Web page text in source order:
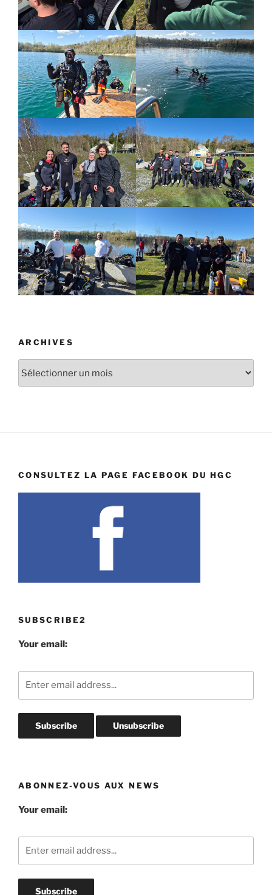
ARCHIVES
CONSULTEZ LA PAGE FACEBOOK DU HGC
SUBSCRIBE2
Your email:
ABONNEZ-VOUS AUX NEWS
Your email: